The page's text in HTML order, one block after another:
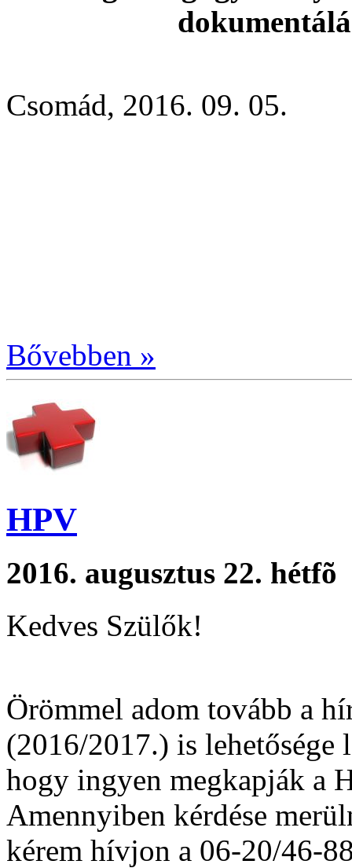
Csomád, 2016. 09. 05.
Bővebben »
HPV
2016. augusztus 22. hétfõ
Kedves Szülők!
Örömmel adom tovább a
(2016/2017.) is lehetősége
hogy ingyen megkapják a
Amennyiben kérdése
kérem hívjon a 06-20/46-